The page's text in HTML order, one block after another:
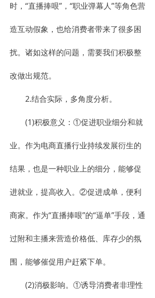
时，“直播捧哏”，“职业弹幕人”等角色营
造互动假象，也给消费者带来了很多困
扰。诸如这样的问题，需要我们积极整
改做出规范。
2.结合实际，多角度分析。
(1)积极意义：①促进职业细分和就
业。作为电商直播行业持续发展衍生的
结果，也是一种职业上的细分，能够促
进就业，提高收入。②促进成单，便利
商家。作为“直播捧哏”的“逼单”手段，通
过附和主播来营造价格低、库存少的氛
围，能够催促用户赶紧下单。
(2)消极影响。①诱导消费者非理性